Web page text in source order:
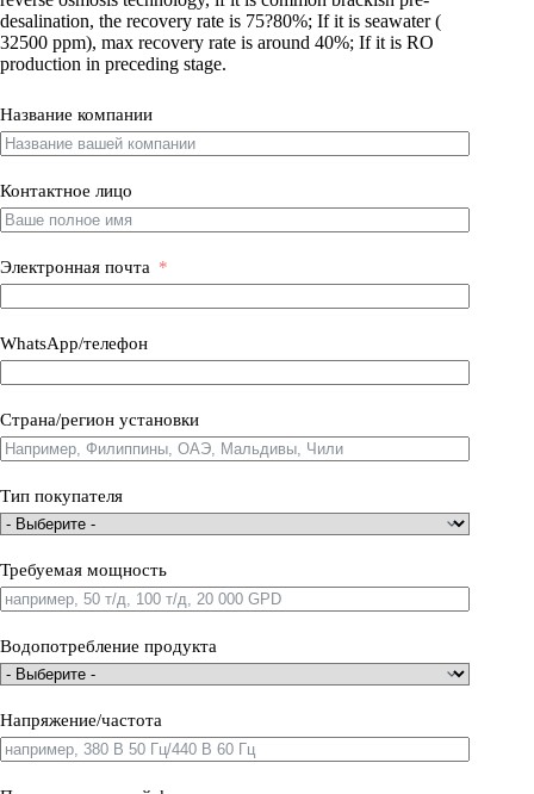
desalination, the recovery rate is 75?80%; If it is seawater (
32500 ppm), max recovery rate is around 40%; If it is RO
production in preceding stage.
Название компании
Контактное лицо
Электронная почта
WhatsApp/телефон
Страна/регион установки
Тип покупателя
Требуемая мощность
Водопотребление продукта
Напряжение/частота